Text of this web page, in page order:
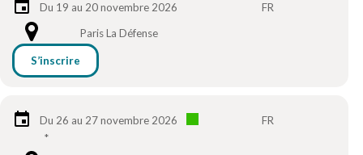
Du 19 au 20 novembre 2026
FR
Paris La Défense
S’inscrire
Du 26 au 27 novembre 2026
*
FR